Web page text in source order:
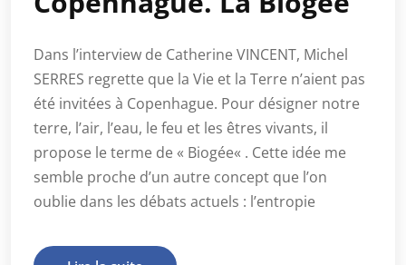
Dans l’interview de Catherine VINCENT, Michel
SERRES regrette que la Vie et la Terre n’aient pas
été invitées à Copenhague. Pour désigner notre
terre, l’air, l’eau, le feu et les êtres vivants, il
propose le terme de « Biogée« . Cette idée me
semble proche d’un autre concept que l’on
oublie dans les débats actuels : l’entropie